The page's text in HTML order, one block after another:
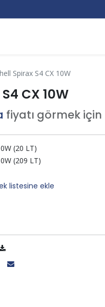
Spirax S4 CX 10W
CX 10W
fiyatı görmek için
(20 LT)
(209 LT)
listesine ekle